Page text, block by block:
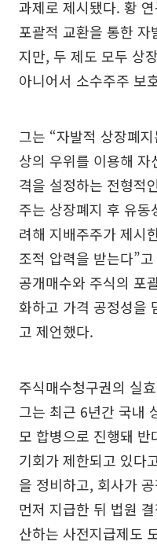
과제로 제시됐다. 황
포괄적 교환을 통한 자
지만, 두 제도 모두 상
아니어서 소수주주 보
그는 “자발적 상장폐
상의 우위를 이용해
격을 설정하는 전형적
주는 상장폐지 후 유
려해 지배주주가 제시
조적 압력을 받는다”
공개매수와 주식의 포
화하고 가격 공정성을
고 제언했다.
주식매수청구권의 실
그는 최근 6년간 국내
모 합병으로 진행돼
기회가 제한되고 있다
을 정비하고, 회사가
먼저 지급한 뒤 법원
산하는 사전지급제도